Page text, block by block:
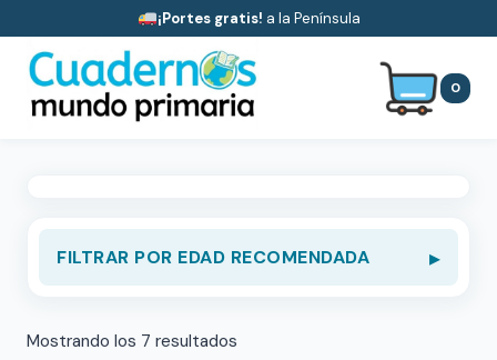
al
contenido
¡Portes gratis! a la Península
0
FILTRAR POR EDAD RECOMENDADA
Mostrando los 7 resultados